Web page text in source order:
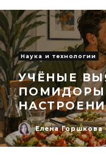
Наука и технологии
УЧЁНЫЕ
Елена Горшкова